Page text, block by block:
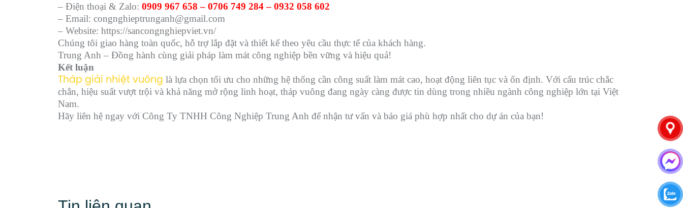
– Điện thoại & Zalo: 0909 967 658 – 0706 749 284 – 0932 058 602
– Email: congnghieptrunganh@gmail.com
– Website: https://sancongnghiepviet.vn/
Chúng tôi giao hàng toàn quốc, hỗ trợ lắp đặt và thiết kế theo yêu cầu thực tế của khách hàng.
Trung Anh – Đồng hành cùng giải pháp làm mát công nghiệp bền vững và hiệu quả!
Kết luận
Tháp giải nhiệt vuông là lựa chọn tối ưu cho những hệ thống cần công suất làm mát cao, hoạt động liên tục và ổn định. Với cấu trúc chắc
chắn, hiệu suất vượt trội và khả năng mở rộng linh hoạt, tháp vuông đang ngày càng được tin dùng trong nhiều ngành công nghiệp lớn tại Việt
Nam.
Hãy liên hệ ngay với Công Ty TNHH Công Nghiệp Trung Anh để nhận tư vấn và báo giá phù hợp nhất cho dự án của bạn!